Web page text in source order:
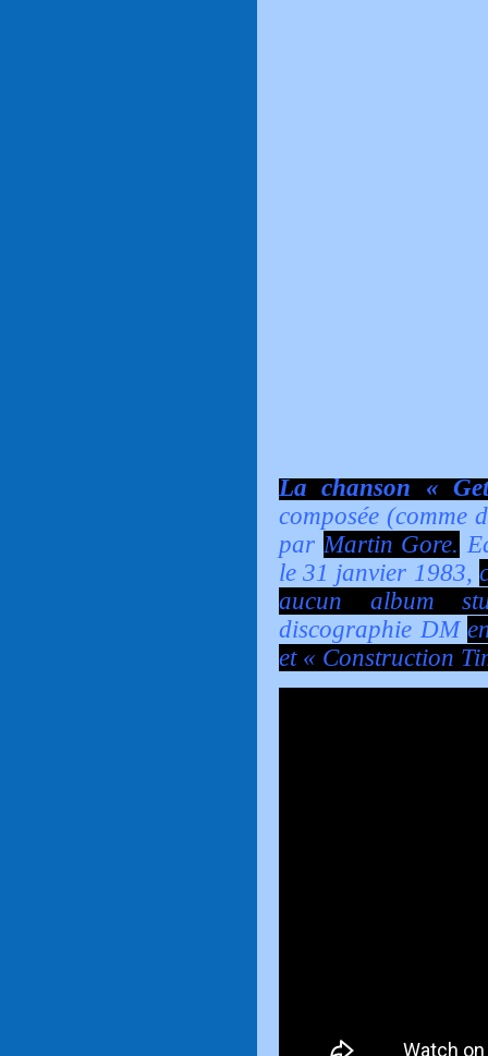
La chanson «
composée (comme
par Martin Gore.
le 31 janvier 1983,
aucun album
discographie DM
et « Construction